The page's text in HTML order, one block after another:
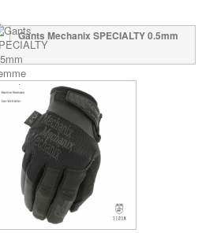
Gants Mechanix SPECIALTY 0.5mm